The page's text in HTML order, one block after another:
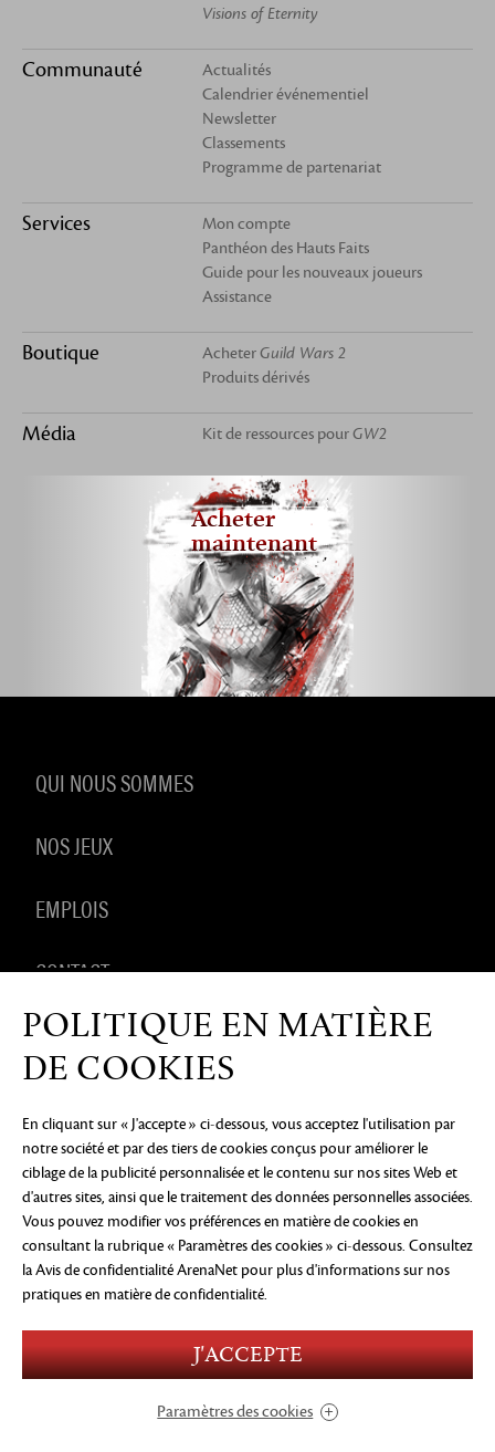
Visions of Eternity
Communauté
Actualités
Calendrier événementiel
Newsletter
Classements
Programme de partenariat
Services
Mon compte
Panthéon des Hauts Faits
Guide pour les nouveaux joueurs
Assistance
Boutique AcheterGuild Wars 2
Produits dérivés
Média Kit de ressources pourGW2
Acheter
maintenant
QUI NOUS SOMMES
NOS JEUX
EMPLOIS
CONTACT
PRODUITS DÉRIVÉS
AVIS DE CONFIDENTIALITÉ MENTIONS LÉGALES
PAS VENDRE OU PARTAGER MES INFORMATIONS
PERSONNELLES
PRÉFÉRENCES COOKIE
©2026 ArenaNet, LLC. Tous droits réservés. Toutes
les marques déposées sont la propriété de leurs
propriétaires respectifs.
Language
Use of Alcohol
Violence
Users Interact
POLITIQUE EN MATIÈRE
DE COOKIES
En cliquant sur « J'accepte » ci-dessous, vous acceptez l'utilisation par
notre société et par des tiers de cookies conçus pour améliorer le
ciblage de la publicité personnalisée et le contenu sur nos sites Web et
d'autres sites, ainsi que le traitement des données personnelles associées.
Vous pouvez modifier vos préférences en matière de cookies en
consultant la rubrique « Paramètres des cookies » ci-dessous. Consultez
la Avis de confidentialité ArenaNet pour plus d'informations sur nos
pratiques en matière de confidentialité.
J'ACCEPTE
Paramètres des cookies